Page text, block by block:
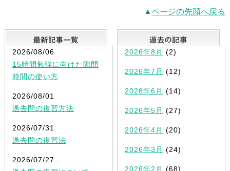
ページの先頭へ戻る
最新記事一覧
2026/08/06
15時間勉強に向けた隙間
時間の使い方
2026/08/01
過去問の復習方法
2026/07/31
過去問の復習法
2026/07/27
2026年8月 (2)
2026年7月 (12)
2026年6月 (14)
2026年5月 (27)
2026年4月 (20)
2026年3月 (24)
2026年2月 (68)